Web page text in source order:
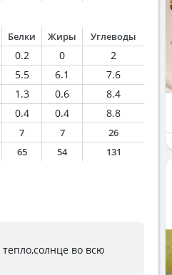
Белки Жиры Углеводы
0.2 0
2
5.5 6.1
7.6
1.3 0.6
8.4
0.4 0.4
8.8
7 7 26
65 54 131
во всю